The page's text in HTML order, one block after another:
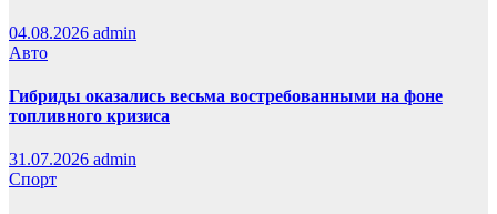
04.08.2026 admin
Авто
Гибриды оказались весьма востребованными на фоне
топливного кризиса
31.07.2026 admin
Спорт